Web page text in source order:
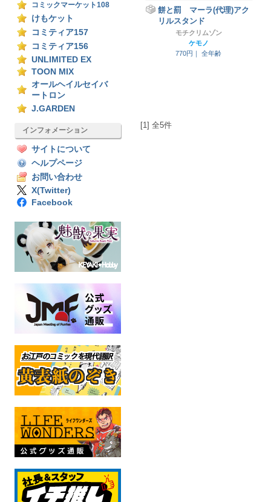
コミックマーケット108
けもケット
コミティア157
コミティア156
UNLIMITED EX
TOON MIX
オールヘイルセイバ
ートロン
J.GARDEN
インフォメーション
サイトについて
ヘルプページ
お問い合わせ
X(Twitter)
Facebook
餅と罰 マーラ(代理)アク
リルスタンド
モチクリムゾン
ケモノ
770円｜
全年齢
[1] 全5件